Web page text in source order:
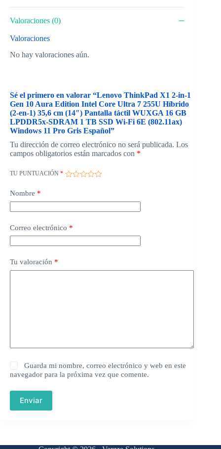
Valoraciones (0)
Valoraciones
No hay valoraciones aún.
Sé el primero en valorar “Lenovo ThinkPad X1 2-in-1
Gen 10 Aura Edition Intel Core Ultra 7 255U Híbrido
(2-en-1) 35,6 cm (14″) Pantalla táctil WUXGA 16 GB
LPDDR5x-SDRAM 1 TB SSD Wi-Fi 6E (802.11ax)
Windows 11 Pro Gris Español”
Tu dirección de correo electrónico no será publicada. Los
campos obligatorios están marcados con *
TU PUNTUACIÓN *
Nombre *
Correo electrónico *
Tu valoración *
Guarda mi nombre, correo electrónico y web en este
navegador para la próxima vez que comente.
Enviar